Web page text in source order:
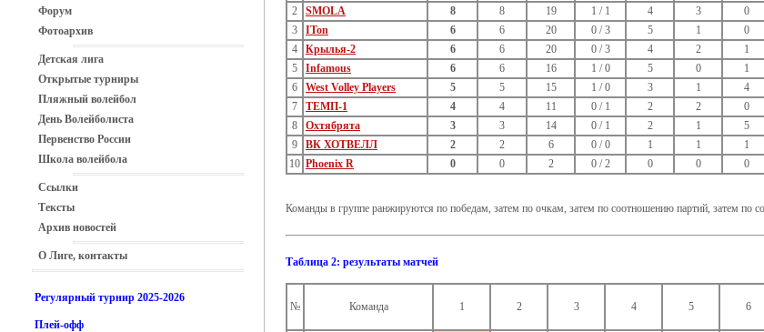
Форум
Фотоархив
Детская лига
Открытые турниры
Пляжный волейбол
День Волейболиста
Первенство России
Школа волейбола
Ссылки
Тексты
Архив новостей
О Лиге, контакты
Регулярный турнир 2025-2026
Плей-офф
2
SMOLA 8 8 19 1 / 1 4 3 0
3
ITon 6 6 20 0 / 3 5 1 0
4
Крылья-2 6 6 20 0 / 3 4 2 1
5
Infamous 6 6 16 1 / 0 5 0 1
6
West Volley Players 5 5 15 1 / 0 3 1 4
7
ТЕМП-1 4 4 11 0 / 1 2 2 0
8
Охтябрята 3 3 14 0 / 1 2 1 5
9
ВК ХОТВЕЛЛ 2 2 6 0 / 0 1 1 1
10 Phoenix R 0 0 2 0 / 2 0 0 0
Команды в группе ранжируются по победам, затем по очкам, затем по соотношению партий, затем по
Таблица 2: результаты матчей
№ Команда 1 2 3 4 5 6